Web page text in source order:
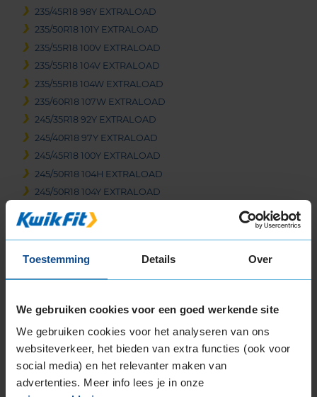
Toestemming Details Over
We gebruiken cookies voor een goed werkende site
We gebruiken cookies voor het analyseren van ons
websiteverkeer, het bieden van extra functies (ook voor
social media) en het relevanter maken van
advertenties. Meer info lees je in onze
235/45R18 98Y EXTRALOAD
235/50R18 101Y EXTRALOAD
235/55R18 100V EXTRALOAD
235/55R18 104V EXTRALOAD
235/55R18 104W EXTRALOAD
235/60R18 107W EXTRALOAD
245/35R18 92Y EXTRALOAD
245/40R18 97Y EXTRALOAD
245/45R18 100Y EXTRALOAD
245/50R18 104H EXTRALOAD
245/50R18 104Y EXTRALOAD
255/35R18 94Y EXTRALOAD
255/40R18 99W EXTRALOAD
255/45R18 99Y
255/55R18 109Y EXTRALOAD
225/40R19 93T EXTRALOAD
225/40R19 93Y EXTRALOAD